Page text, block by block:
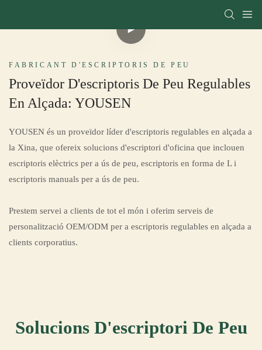
FABRICANT D'ESCRIPTORIS DE PEU
Proveïdor D'escriptoris De Peu Regulables
En Alçada: YOUSEN
YOUSEN és un proveïdor líder d'escriptoris regulables en alçada a
la Xina, que ofereix solucions d'escriptori d'oficina que inclouen
escriptoris elèctrics per a ús de peu, escriptoris en forma de L i
escriptoris manuals per a ús de peu.
Prestem servei a clients de tot el món i oferim serveis de
personalització OEM/ODM per a escriptoris regulables en alçada a
clients corporatius.
Solucions D'escriptori De Peu